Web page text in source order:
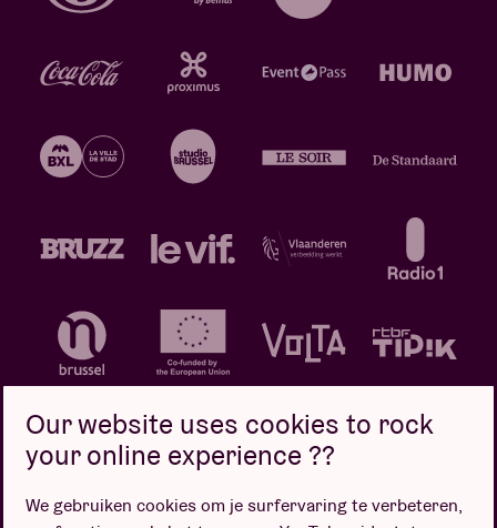
Privacybeleid Cookiebeleid Verkoopsvoorwaarden
Our website uses cookies to rock
your online experience ??
We gebruiken cookies om je surfervaring te verbeteren,